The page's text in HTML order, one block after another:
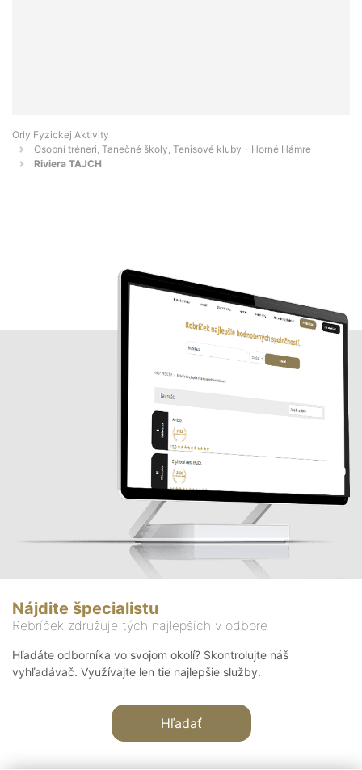
Orly Fyzickej Aktivity
Osobní tréneri, Tanečné školy, Tenisové kluby - Horné Hámre
Riviera TAJCH
Nájdite špecialistu
Rebríček združuje tých najlepších v odbore
Hľadáte odborníka vo svojom okolí? Skontrolujte náš
vyhľadávač. Využívajte len tie najlepšie služby.
Hľadať